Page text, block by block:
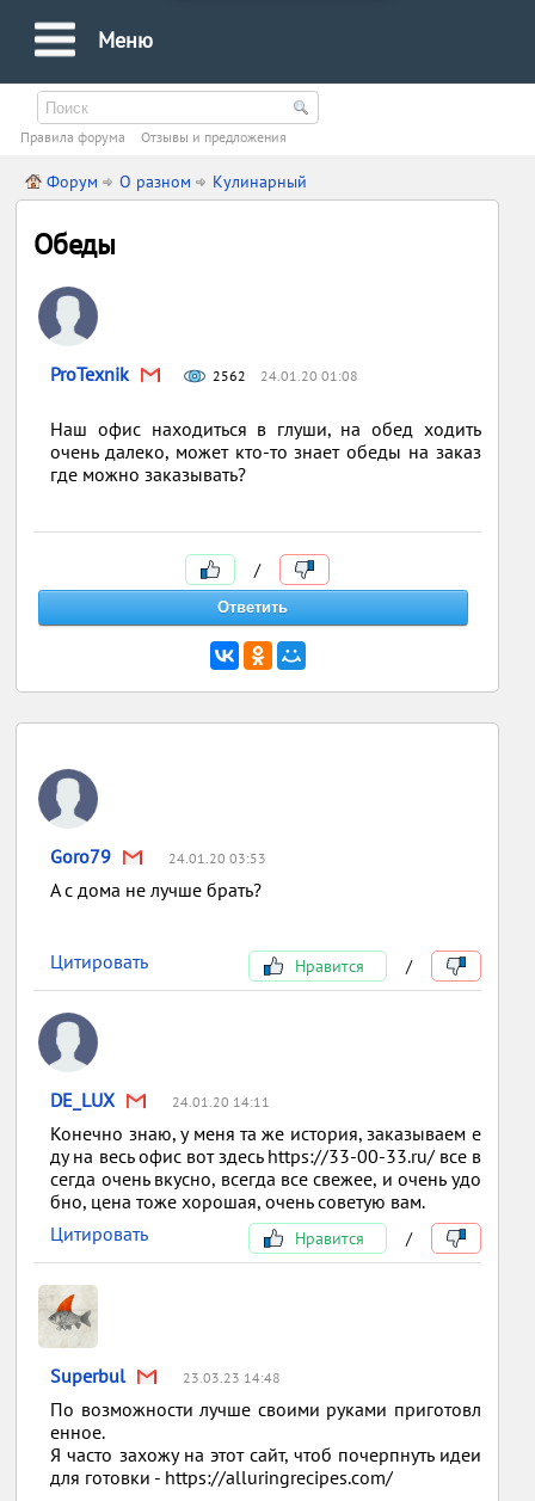
Меню
Правила форума Oтзывы и предложения
Форум О разном Кулинарный
Обеды
ProTexnik 2562 24.01.20 01:08
Наш офис находиться в глуши, на обед ходить
очень далеко, может кто-то знает обеды на заказ
где можно заказывать?
/
Goro79 24.01.20 03:53
А с дома не лучше брать?
Цитировать Нравится /
DE_LUX 24.01.20 14:11
Конечно знаю, у меня та же история, заказываем е
ду на весь офис вот здесь https://33-00-33.ru/ все в
сегда очень вкусно, всегда все свежее, и очень удо
бно, цена тоже хорошая, очень советую вам.
Цитировать
Нравится /
Superbul 23.03.23 14:48
По возможности лучше своими руками приготовл
енное.
Я часто захожу на этот сайт, чтоб почерпнуть идеи
для готовки - https://alluringrecipes.com/